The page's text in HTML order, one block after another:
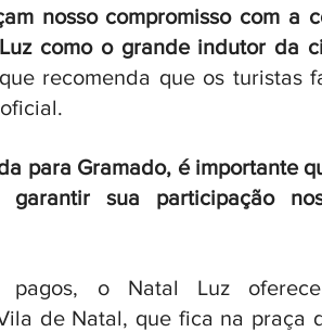
nosso compromisso com a
como o grande indutor da
recomenda que os turistas
para Gramado, é importante
garantir sua participação
pagos, o Natal Luz
de Natal, que fica na praça